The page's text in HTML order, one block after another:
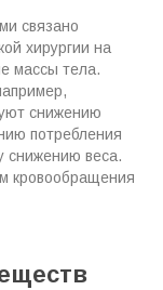
связано
хирургии на
массы тела.
снижению
потребления
снижению веса.
кровообращения